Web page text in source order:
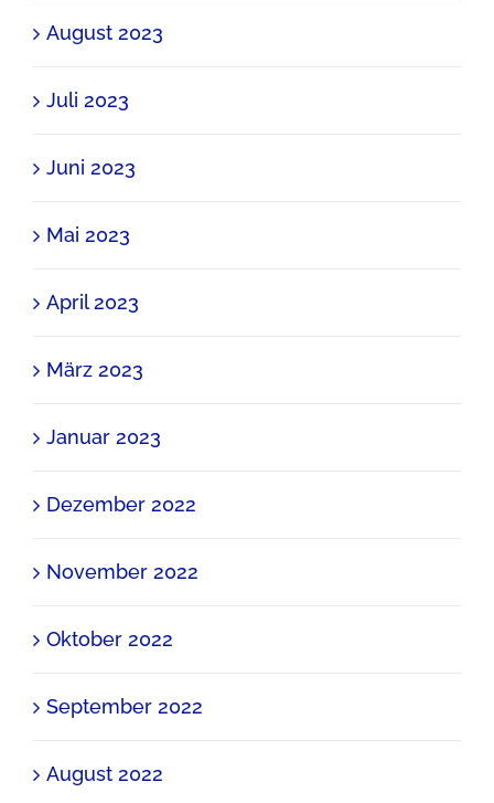
August 2023
Juli 2023
Juni 2023
Mai 2023
April 2023
März 2023
Januar 2023
Dezember 2022
November 2022
Oktober 2022
September 2022
August 2022